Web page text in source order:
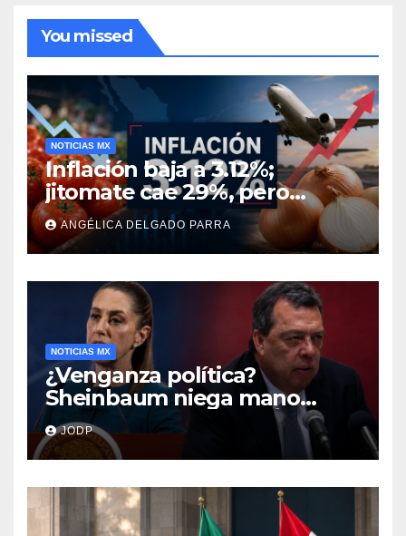
You missed
NOTICIAS MX
Inflación baja a 3.12%;
jitomate cae 29%, pero
cebolla y vuelos se
encarecen
ANGÉLICA DELGADO PARRA
NOTICIAS MX
¿Venganza política?
Sheinbaum niega mano
negra en captura de Ángel
Aguirre
JODP